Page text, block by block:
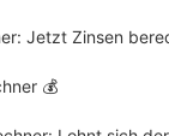
Jetzt Zinsen
💰